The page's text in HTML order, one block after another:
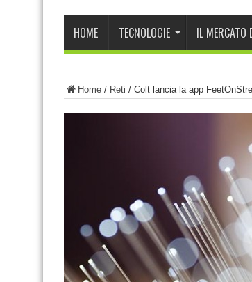
HOME TECNOLOGIE IL MERCATO
Home / Reti / Colt lancia la app